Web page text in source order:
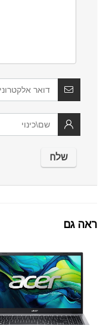
ראה גם